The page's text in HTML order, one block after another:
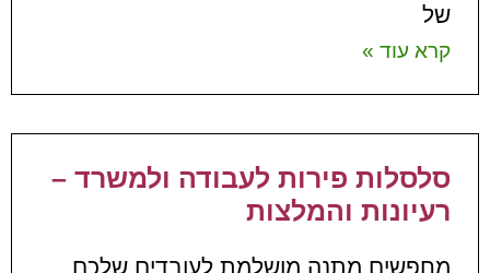
של
קרא עוד »
סלסלות פירות לעבודה ולמשרד –
רעיונות והמלצות
מחפשים מתנה מושלמת לעובדים שלכם